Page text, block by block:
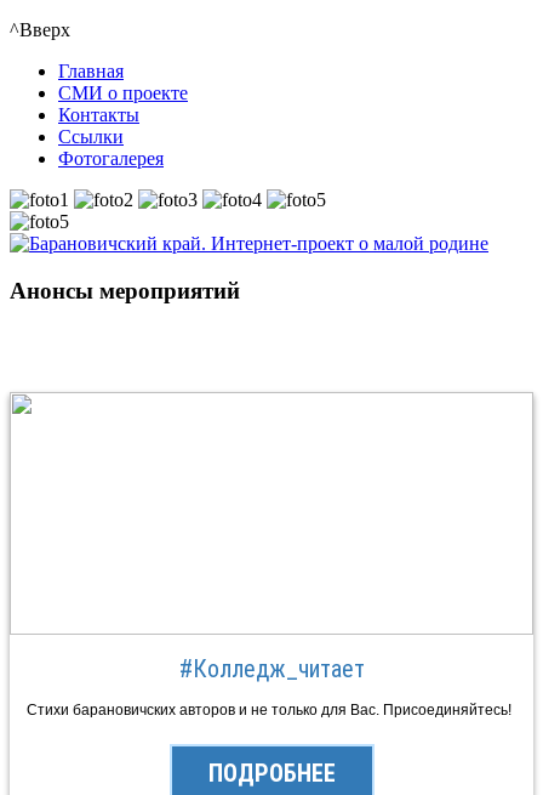
^Вверх
Главная
СМИ о проекте
Контакты
Ссылки
Фотогалерея
Анонсы мероприятий
#Колледж_читает
Стихи барановичских авторов и не только для Вас. Присоединяйтесь!
ПОДРОБНЕЕ